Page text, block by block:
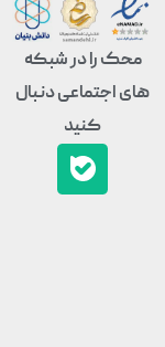
محک را در شبکه
های اجتماعی دنبال
کنید